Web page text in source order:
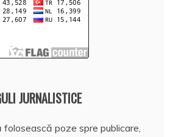
JURNALISTICE
poze spre publicare,